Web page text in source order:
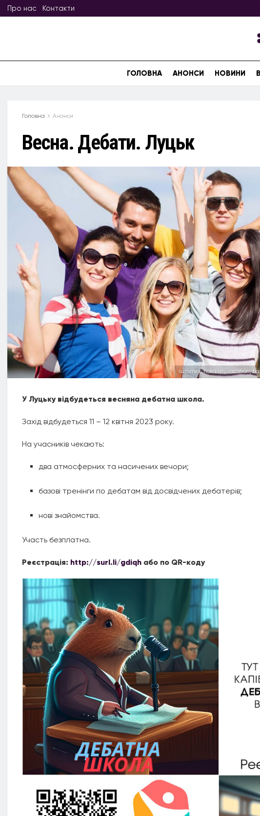
Про нас Контакти
ГОЛОВНА АНОНСИ НОВИНИ
Головна Анонси
Весна. Дебати. Луцьк
summer, holidays, vacation,
У Луцьку відбудеться весняна дебатна школа.
Захід відбудеться 11 – 12 квітня 2023 року.
На учасників чекають:
два атмосферних та насичених вечори;
базові тренінги по дебатам від досвідчених дебатерів;
нові знайомства.
Участь безплатна.
Реєстрація: http://surl.li/gdiqh або по QR-коду